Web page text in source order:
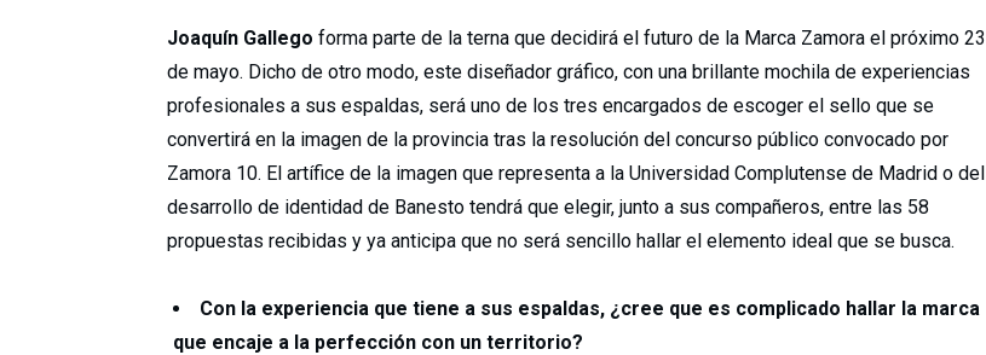
Joaquín Gallego forma parte de la terna que decidirá el futuro de la Marca Zamora el próximo 23
de mayo. Dicho de otro modo, este diseñador gráfico, con una brillante mochila de experiencias
profesionales a sus espaldas, será uno de los tres encargados de escoger el sello que se
convertirá en la imagen de la provincia tras la resolución del concurso público convocado por
Zamora 10. El artífice de la imagen que representa a la Universidad Complutense de Madrid o del
desarrollo de identidad de Banesto tendrá que elegir, junto a sus compañeros, entre las 58
propuestas recibidas y ya anticipa que no será sencillo hallar el elemento ideal que se busca.
Con la experiencia que tiene a sus espaldas, ¿cree que es complicado hallar la marca
que encaje a la perfección con un territorio?